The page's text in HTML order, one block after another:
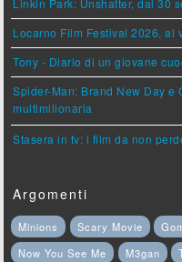
Linkin Park: Unshatter, dal 30
Locarno Film Festival 2026, al
Tony - Diario di un giovane
Spider-Man: Brand New Day
multimilionaria
Stasera in tv: i film da non
Argomenti
Minions Scary Movie
Now You See Me
M3gan